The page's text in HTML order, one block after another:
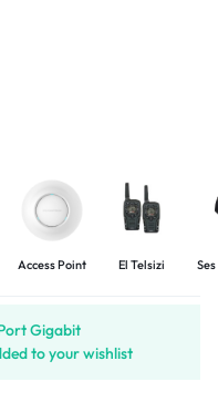
Access Point El Telsizi
Gigabit
to your wishlist